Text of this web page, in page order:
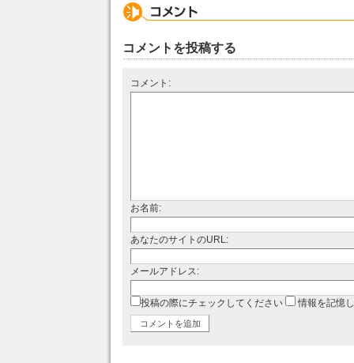
コメントを投稿する
コメント:
お名前:
あなたのサイトのURL:
メールアドレス:
投稿の際にチェックしてください 情報を記憶